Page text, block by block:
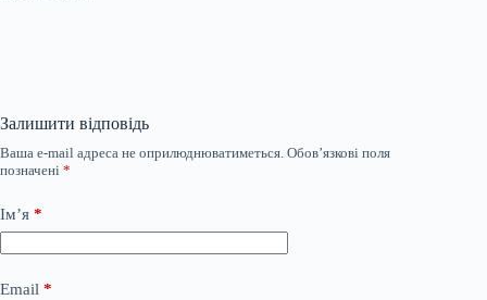
Залишити відповідь
Ваша e-mail адреса не оприлюднюватиметься. Обов’язкові поля
позначені *
Ім’я *
Email *